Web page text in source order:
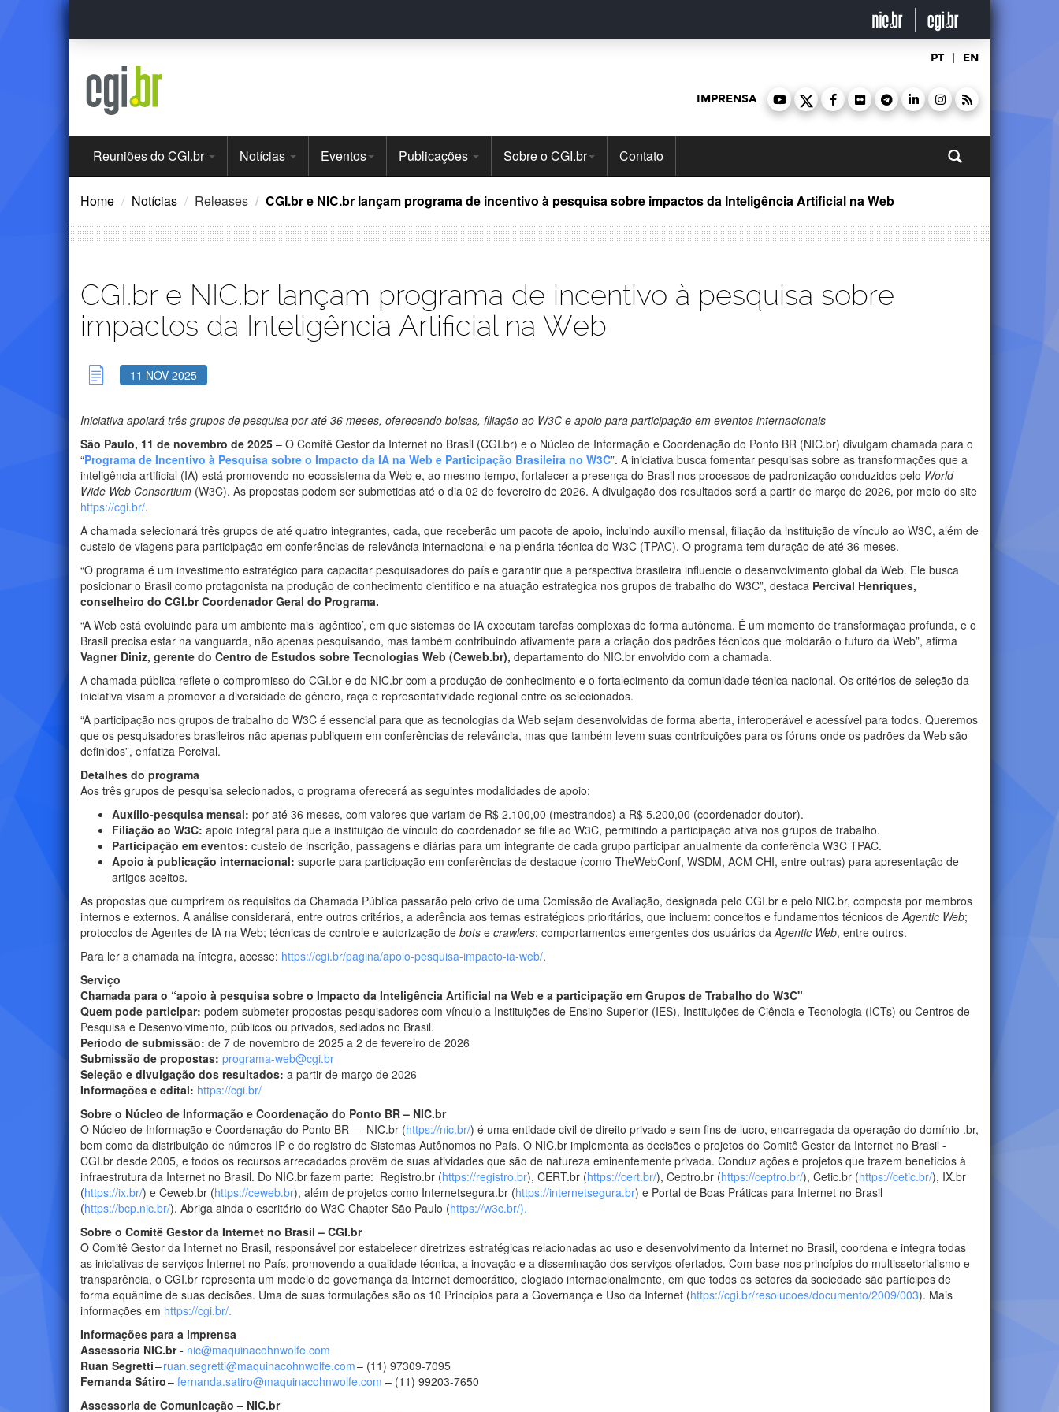
Ir
o
PT | EN
IMPRENSA
Menu
Principal
Reuniões do CGI.br Notícias Eventos Publicações Sobre o CGI.br Contato
Home Notícias Releases CGI.br e NIC.br lançam programa de incentivo à pesquisa sobre impactos da Inteligência Artificial na Web
CGI.br e NIC.br lançam programa de incentivo à pesquisa sobre
impactos da Inteligência Artificial na Web
11 NOV 2025
Iniciativa apoiará três grupos de pesquisa por até 36 meses, oferecendo bolsas, filiação ao W3C e apoio para participação em eventos internacionais
São Paulo, 11 de novembro de 2025 – O Comitê Gestor da Internet no Brasil (CGI.br) e o Núcleo de Informação e Coordenação do Ponto BR (NIC.br) divulgam chamada para o
“Programa de Incentivo à Pesquisa sobre o Impacto da IA na Web e Participação Brasileira no W3C”. A iniciativa busca fomentar pesquisas sobre as transformações que a
inteligência artificial (IA) está promovendo no ecossistema da Web e, ao mesmo tempo, fortalecer a presença do Brasil nos processos de padronização conduzidos pelo World
Wide Web Consortium (W3C). As propostas podem ser submetidas até o dia 02 de fevereiro de 2026. A divulgação dos resultados será a partir de março de 2026, por meio do site
https://cgi.br/.
A chamada selecionará três grupos de até quatro integrantes, cada, que receberão um pacote de apoio, incluindo auxílio mensal, filiação da instituição de vínculo ao W3C, além de
custeio de viagens para participação em conferências de relevância internacional e na plenária técnica do W3C (TPAC). O programa tem duração de até 36 meses.
“O programa é um investimento estratégico para capacitar pesquisadores do país e garantir que a perspectiva brasileira influencie o desenvolvimento global da Web. Ele busca
posicionar o Brasil como protagonista na produção de conhecimento científico e na atuação estratégica nos grupos de trabalho do W3C”, destaca Percival Henriques,
conselheiro do CGI.br Coordenador Geral do Programa.
“A Web está evoluindo para um ambiente mais ‘agêntico’, em que sistemas de IA executam tarefas complexas de forma autônoma. É um momento de transformação profunda, e o
Brasil precisa estar na vanguarda, não apenas pesquisando, mas também contribuindo ativamente para a criação dos padrões técnicos que moldarão o futuro da Web”, afirma
Vagner Diniz, gerente do Centro de Estudos sobre Tecnologias Web (Ceweb.br), departamento do NIC.br envolvido com a chamada.
A chamada pública reflete o compromisso do CGI.br e do NIC.br com a produção de conhecimento e o fortalecimento da comunidade técnica nacional. Os critérios de seleção da
iniciativa visam a promover a diversidade de gênero, raça e representatividade regional entre os selecionados.
“A participação nos grupos de trabalho do W3C é essencial para que as tecnologias da Web sejam desenvolvidas de forma aberta, interoperável e acessível para todos. Queremos
que os pesquisadores brasileiros não apenas publiquem em conferências de relevância, mas que também levem suas contribuições para os fóruns onde os padrões da Web são
definidos”, enfatiza Percival.
Detalhes do programa
Aos três grupos de pesquisa selecionados, o programa oferecerá as seguintes modalidades de apoio:
Auxílio-pesquisa mensal: por até 36 meses, com valores que variam de R$ 2.100,00 (mestrandos) a R$ 5.200,00 (coordenador doutor).
Filiação ao W3C: apoio integral para que a instituição de vínculo do coordenador se filie ao W3C, permitindo a participação ativa nos grupos de trabalho.
Participação em eventos: custeio de inscrição, passagens e diárias para um integrante de cada grupo participar anualmente da conferência W3C TPAC.
Apoio à publicação internacional: suporte para participação em conferências de destaque (como TheWebConf, WSDM, ACM CHI, entre outras) para apresentação de
artigos aceitos.
As propostas que cumprirem os requisitos da Chamada Pública passarão pelo crivo de uma Comissão de Avaliação, designada pelo CGI.br e pelo NIC.br, composta por membros
internos e externos. A análise considerará, entre outros critérios, a aderência aos temas estratégicos prioritários, que incluem: conceitos e fundamentos técnicos de Agentic Web;
protocolos de Agentes de IA na Web; técnicas de controle e autorização de bots e crawlers; comportamentos emergentes dos usuários da Agentic Web, entre outros.
Para ler a chamada na íntegra, acesse: https://cgi.br/pagina/apoio-pesquisa-impacto-ia-web/.
Serviço
Chamada para o “apoio à pesquisa sobre o Impacto da Inteligência Artificial na Web e a participação em Grupos de Trabalho do W3C"
Quem pode participar: podem submeter propostas pesquisadores com vínculo a Instituições de Ensino Superior (IES), Instituições de Ciência e Tecnologia (ICTs) ou Centros de
Pesquisa e Desenvolvimento, públicos ou privados, sediados no Brasil.
Período de submissão: de 7 de novembro de 2025 a 2 de fevereiro de 2026
Submissão de propostas: programa-web@cgi.br
Seleção e divulgação dos resultados: a partir de março de 2026
Informações e edital: https://cgi.br/
Sobre o Núcleo de Informação e Coordenação do Ponto BR – NIC.br
O Núcleo de Informação e Coordenação do Ponto BR — NIC.br (https://nic.br/) é uma entidade civil de direito privado e sem fins de lucro, encarregada da operação do domínio .br,
bem como da distribuição de números IP e do registro de Sistemas Autônomos no País. O NIC.br implementa as decisões e projetos do Comitê Gestor da Internet no Brasil -
CGI.br desde 2005, e todos os recursos arrecadados provêm de suas atividades que são de natureza eminentemente privada. Conduz ações e projetos que trazem benefícios à
infraestrutura da Internet no Brasil. Do NIC.br fazem parte: Registro.br (https://registro.br), CERT.br (https://cert.br/), Ceptro.br (https://ceptro.br/), Cetic.br (https://cetic.br/), IX.br
(https://ix.br/) e Ceweb.br (https://ceweb.br), além de projetos como Internetsegura.br (https://internetsegura.br) e Portal de Boas Práticas para Internet no Brasil
(https://bcp.nic.br/). Abriga ainda o escritório do W3C Chapter São Paulo (https://w3c.br/).
Sobre o Comitê Gestor da Internet no Brasil – CGI.br
O Comitê Gestor da Internet no Brasil, responsável por estabelecer diretrizes estratégicas relacionadas ao uso e desenvolvimento da Internet no Brasil, coordena e integra todas
as iniciativas de serviços Internet no País, promovendo a qualidade técnica, a inovação e a disseminação dos serviços ofertados. Com base nos princípios do multissetorialismo e
transparência, o CGI.br representa um modelo de governança da Internet democrático, elogiado internacionalmente, em que todos os setores da sociedade são partícipes de
forma equânime de suas decisões. Uma de suas formulações são os 10 Princípios para a Governança e Uso da Internet (https://cgi.br/resolucoes/documento/2009/003). Mais
informações em https://cgi.br/.
Informações para a imprensa
Assessoria NIC.br - nic@maquinacohnwolfe.com
Ruan Segretti–ruan.segretti@maquinacohnwolfe.com– (11) 97309-7095
Fernanda Sátiro– fernanda.satiro@maquinacohnwolfe.com – (11) 99203-7650
Assessoria de Comunicação – NIC.br